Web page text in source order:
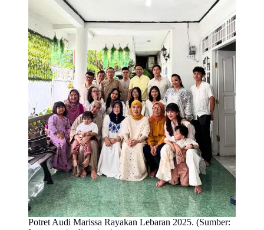
Potret Audi Marissa Rayakan Lebaran 2025. (Sumber: